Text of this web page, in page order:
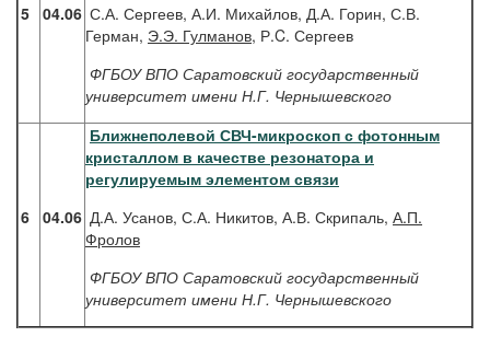
5 04.06 С.А. Сергеев, А.И. Михайлов, Д.А. Горин, С.В.
Герман, Э.Э. Гулманов, Р.C. Сергеев
ФГБОУ ВПО Саратовский государственный
университет имени Н.Г. Чернышевского
6 04.06
Ближнеполевой СВЧ-микроскоп с фотонным
кристаллом в качестве резонатора и
регулируемым элементом связи
Д.А. Усанов, С.А. Никитов, А.В. Скрипаль, А.П.
Фролов
ФГБОУ ВПО Саратовский государственный
университет имени Н.Г. Чернышевского